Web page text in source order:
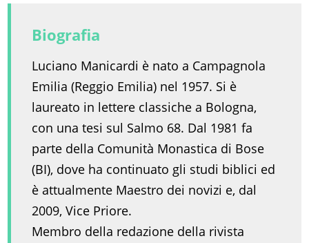
Biografia
Luciano Manicardi è nato a Campagnola
Emilia (Reggio Emilia) nel 1957. Si è
laureato in lettere classiche a Bologna,
con una tesi sul Salmo 68. Dal 1981 fa
parte della Comunità Monastica di Bose
(BI), dove ha continuato gli studi biblici ed
è attualmente Maestro dei novizi e, dal
2009, Vice Priore.
Membro della redazione della rivista